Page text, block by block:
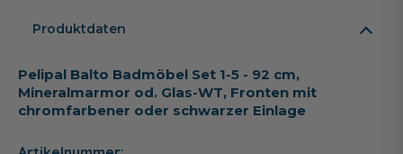
Produktdaten
Pelipal Balto Badmöbel Set 1-5 - 92 cm,
Mineralmarmor od. Glas-WT, Fronten mit
chromfarbener oder schwarzer Einlage